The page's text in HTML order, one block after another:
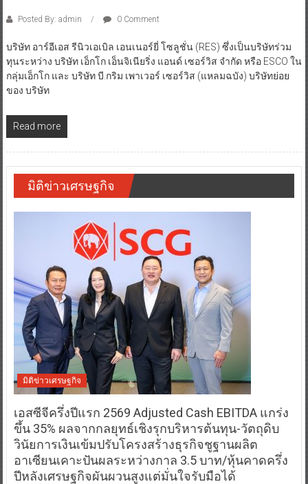
Posted By: admin 0 Comment
บริษัท อาร์อีเอส รีนิวเอเบิล เอนเนอร์ยี่ โซลูชั่น (RES) ซึ่งเป็นบริษัทร่วม
ทุนระหว่าง บริษัท เอ็กโก เอ็นจิเนียริ่ง แอนด์ เซอร์วิส จำกัด หรือ ESCO ใน
กลุ่มเอ็กโก และ บริษัท บี.กริม เพาเวอร์ เซอร์วิส (แหลมฉบัง) บริษัทย่อย
ของ บริษัท
Read more
มิติข่าวเศรษฐกิจ
มิติข่าวเศรษฐกิจ
เอสซีจีครึ่งปีแรก 2569 Adjusted Cash EBITDA แกร่ง
ขึ้น 35% ผลจากกลยุทธ์เชิงรุกบริหารต้นทุน-วัตถุดิบ
วินัยการเงินเข้มปรับโครงสร้างธุรกิจชูฐานผลิต
อาเซียนเคาะปันผลระหว่างกาล 3.5 บาท/หุ้นคาดครึ่ง
ปีหลังเศรษฐกิจผันผวนสูงแต่มั่นใจรับมือได้